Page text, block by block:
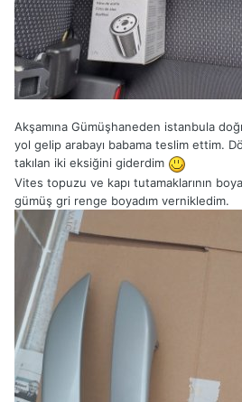
Akşamına Gümüşhaneden istanbula
yol gelip arabayı babama teslim ettim.
takılan iki eksiğini giderdim
Vites topuzu ve kapı tutamaklarının
gümüş gri renge boyadım vernikledim.